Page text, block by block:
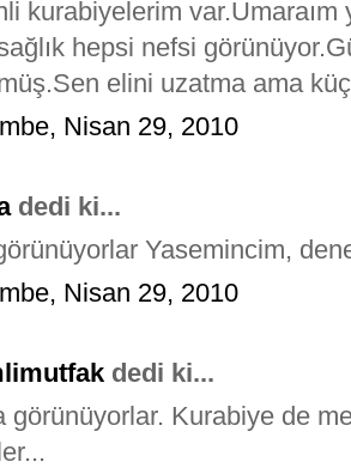
kurabiyelerim var.Umaraım
hepsi nefsi
elini uzatma ama
Nisan 29, 2010
dedi ki...
Yasemincim,
Nisan 29, 2010
dedi ki...
görünüyorlar. Kurabiye de